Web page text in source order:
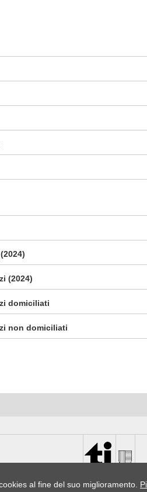
al fine del suo miglioramento.
(2024)
domiciliati
non domiciliati